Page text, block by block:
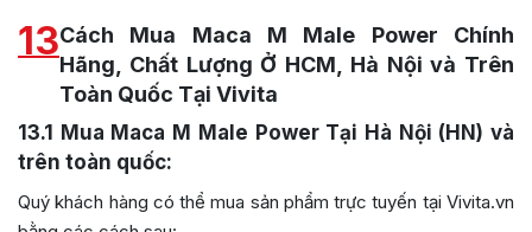
13Cách Mua Maca M Male Power Chính
Hãng, Chất Lượng Ở HCM, Hà Nội và Trên
Toàn Quốc Tại Vivita
13.1
Mua Maca M Male Power Tại Hà Nội (HN) và
trên toàn quốc:
Quý khách hàng có thể mua sản phẩm trực tuyến tại Vivita.vn